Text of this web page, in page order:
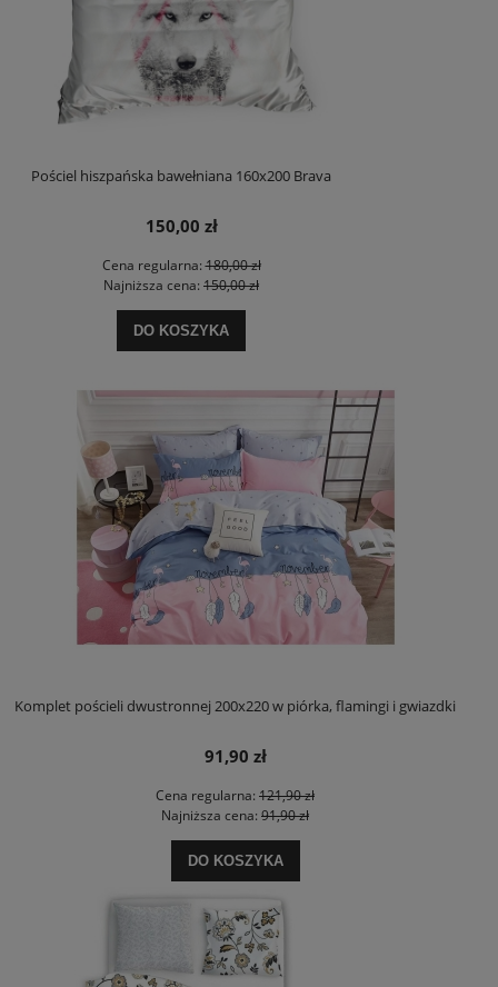
Pościel hiszpańska bawełniana 160x200 Brava
150,00 zł
Cena regularna:180,00 zł
Najniższa cena: 150,00 zł
DO KOSZYKA
Komplet pościeli dwustronnej 200x220 w piórka, flamingi i gwiazdki
91,90 zł
Cena regularna: 121,90 zł
Najniższa cena: 91,90 zł
DO KOSZYKA